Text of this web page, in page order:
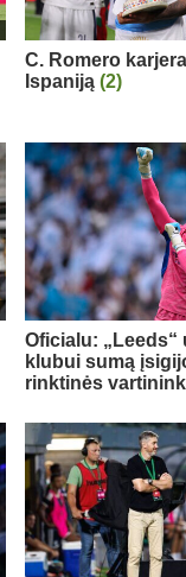
C. Romero
Ispaniją (2)
Oficialu: „Leeds“
klubui sumą
rinktinės